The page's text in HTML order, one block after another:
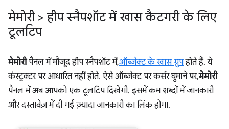
मेमोरी > हीप स्नैपशॉट में खास कैटगरी के लिए
टूलटिप
मेमोरीपैनल में मौजूद हीप स्नैपशॉट में,ऑब्जेक्ट के खास ग्रुपहोते हैं. ये
कंस्ट्रक्टर पर आधारित नहीं होते. ऐसे ऑब्जेक्ट पर कर्सर घुमाने पर,मेमोरी
पैनल में अब आपको एक टूलटिप दिखेगी. इसमें कम शब्दों में जानकारी
और दस्तावेज़ में दी गई ज़्यादा जानकारी का लिंक होगा.